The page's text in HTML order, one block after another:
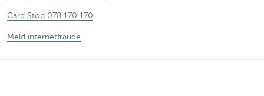
Card Stop 078 170 170
Meld internetfraude